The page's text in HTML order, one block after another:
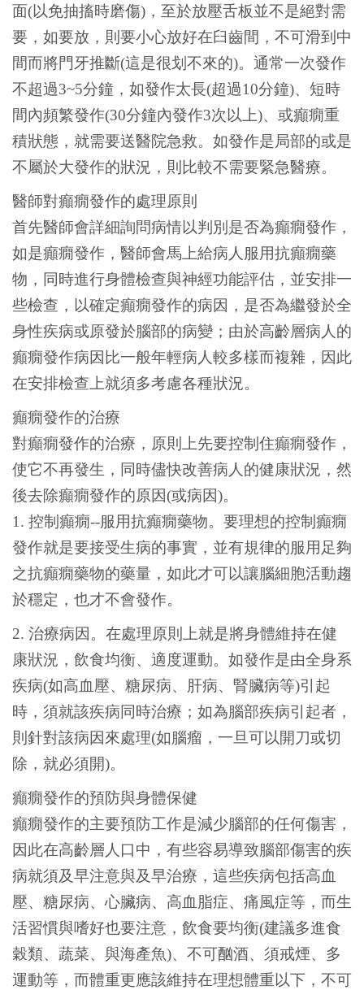
面(以免抽搐時磨傷)，至於放壓舌板並不是絕對需
要，如要放，則要小心放好在臼齒間，不可滑到中
間而將門牙推斷(這是很划不來的)。通常一次發作
不超過3~5分鐘，如發作太長(超過10分鐘)、短時
間內頻繁發作(30分鐘內發作3次以上)、或癲癇重
積狀態，就需要送醫院急救。如發作是局部的或是
不屬於大發作的狀況，則比較不需要緊急醫療。
醫師對癲癇發作的處理原則
首先醫師會詳細詢問病情以判別是否為癲癇發作，
如是癲癇發作，醫師會馬上給病人服用抗癲癇藥
物，同時進行身體檢查與神經功能評估，並安排一
些檢查，以確定癲癇發作的病因，是否為繼發於全
身性疾病或原發於腦部的病變；由於高齡層病人的
癲癇發作病因比一般年輕病人較多樣而複雜，因此
在安排檢查上就須多考慮各種狀況。
癲癇發作的治療
對癲癇發作的治療，原則上先要控制住癲癇發作，
使它不再發生，同時儘快改善病人的健康狀況，然
後去除癲癇發作的原因(或病因)。
1. 控制癲癇--服用抗癲癇藥物。要理想的控制癲癇
發作就是要接受生病的事實，並有規律的服用足夠
之抗癲癇藥物的藥量，如此才可以讓腦細胞活動趨
於穩定，也才不會發作。
2. 治療病因。在處理原則上就是將身體維持在健
康狀況，飲食均衡、適度運動。如發作是由全身系
疾病(如高血壓、糖尿病、肝病、腎臟病等)引起
時，須就該疾病同時治療；如為腦部疾病引起者，
則針對該病因來處理(如腦瘤，一旦可以開刀或切
除，就必須開)。
癲癇發作的預防與身體保健
癲癇發作的主要預防工作是減少腦部的任何傷害，
因此在高齡層人口中，有些容易導致腦部傷害的疾
病就須及早注意與及早治療，這些疾病包括高血
壓、糖尿病、心臟病、高血脂症、痛風症等，而生
活習慣與嗜好也要注意，飲食要均衡(建議多進食
穀類、蔬菜、與海產魚)、不可酗酒、須戒煙、多
運動等，而體重更應該維持在理想體重以下，不可